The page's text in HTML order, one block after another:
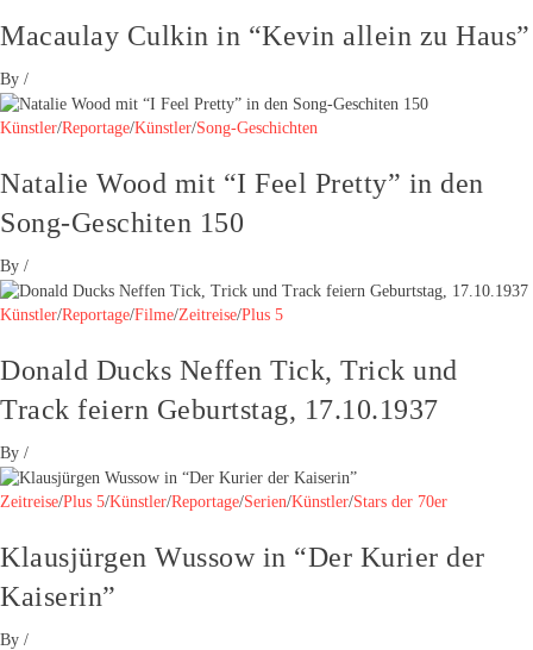
Macaulay Culkin in “Kevin allein zu Haus”
By /
Künstler/Reportage/Künstler/Song-Geschichten
Natalie Wood mit “I Feel Pretty” in den
Song-Geschiten 150
By /
Künstler/Reportage/Filme/Zeitreise/Plus 5
Donald Ducks Neffen Tick, Trick und
Track feiern Geburtstag, 17.10.1937
By /
Zeitreise/Plus 5/Künstler/Reportage/Serien/Künstler/Stars der 70er
Klausjürgen Wussow in “Der Kurier der
Kaiserin”
By /